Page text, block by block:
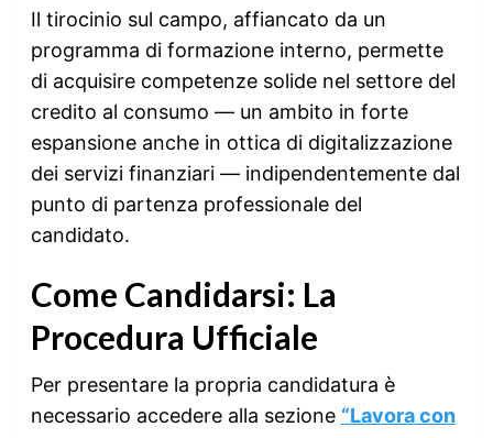
Il tirocinio sul campo, affiancato da un
programma di formazione interno, permette
di acquisire competenze solide nel settore del
credito al consumo — un ambito in forte
espansione anche in ottica di digitalizzazione
dei servizi finanziari — indipendentemente dal
punto di partenza professionale del
candidato.
Come Candidarsi: La
Procedura Ufficiale
Per presentare la propria candidatura è
necessario accedere alla sezione “Lavora con